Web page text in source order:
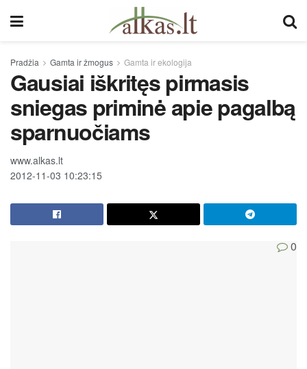
Pradžia Gamta ir žmogus Gamta ir ekologija
Gausiai iškritęs pirmasis
sniegas priminė apie pagalbą
sparnuočiams
www.alkas.lt
2012-11-03 10:23:15
0